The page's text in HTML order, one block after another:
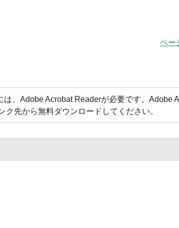
ペー
、Adobe Acrobat Readerが必要です。Adobe
先から無料ダウンロードしてください。